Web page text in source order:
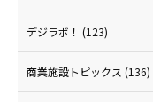
デジラボ！ (123)
商業施設トピックス (136)